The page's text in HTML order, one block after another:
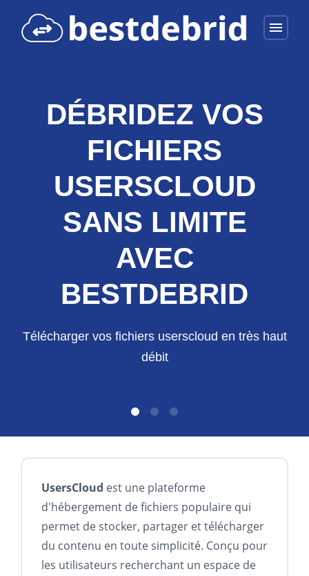
menu
DÉBRIDEZ VOS
FICHIERS
USERSCLOUD
SANS LIMITE
AVEC
BESTDEBRID
Télécharger vos fichiers userscloud en très haut
débit
UsersCloud est une plateforme
d'hébergement de fichiers populaire qui
permet de stocker, partager et télécharger
du contenu en toute simplicité. Conçu pour
les utilisateurs recherchant un espace de